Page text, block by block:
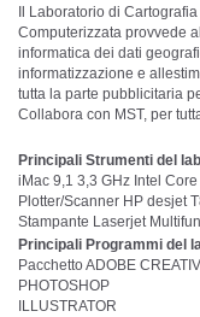
Il Laboratorio di
Computerizzata provvede
informatica dei dati
informatizzazione e
tutta la parte pubblicitaria
Collabora con MST, per
Principali Strumenti del
iMac 9,1 3,3 GHz Intel
Plotter/Scanner HP desjet
Stampante Laserjet
Principali Programmi del
Pacchetto ADOBE
PHOTOSHOP
ILLUSTRATOR